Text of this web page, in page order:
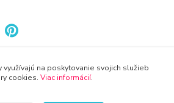
na poskytovanie svojich služieb
cookies. Viac informácií.